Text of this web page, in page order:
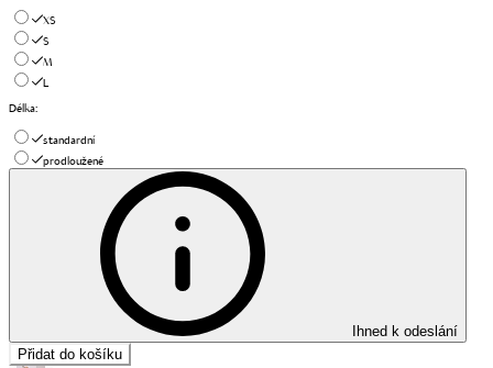
XS
S
M
L
Délka:
standardní
prodloužené
Ihned k odeslání
Přidat do košíku